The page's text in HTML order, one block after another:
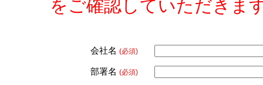
をご確認していただきま
会社名 (必須)
部署名 (必須)